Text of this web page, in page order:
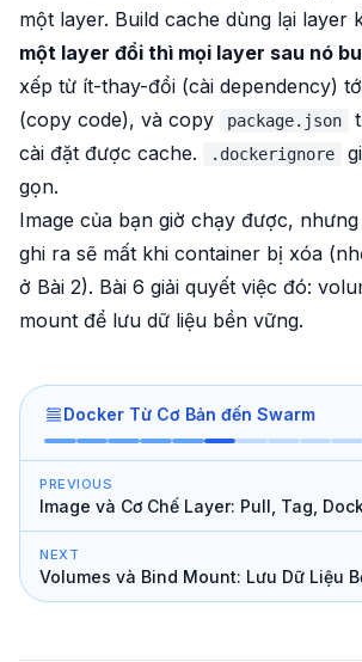
một layer. Build cache dùng lại layer
một layer đổi thì mọi layer sau nó
xếp từ ít-thay-đổi (cài dependency)
(copy code), và copy
package.json
cài đặt được cache.
.dockerignore
gọn.
Image của bạn giờ chạy được,
ghi ra sẽ mất khi container bị xóa
ở Bài 2). Bài 6 giải quyết việc đó:
mount để lưu dữ liệu bền vững.
Docker Từ Cơ Bản đến Swarm
PREVIOUS
Image và Cơ Chế Layer: Pull, Tag,
NEXT
Volumes và Bind Mount: Lưu Dữ Liệu